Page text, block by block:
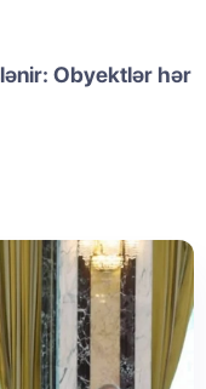
Obyektlər hər